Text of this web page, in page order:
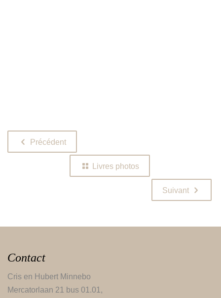
Précédent
Livres photos
Suivant
Contact
Cris en Hubert Minnebo
Mercatorlaan 21 bus 01.01,